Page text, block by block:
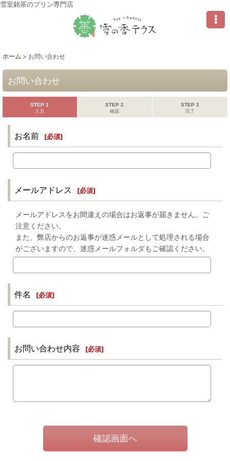
雪室銘茶のプリン専門店
ホーム > お問い合わせ
お問い合わせ
STEP 1
入力
STEP 2
確認
STEP 3
完了
お名前 [必須]
メールアドレス [必須]
メールアドレスをお間違えの場合はお返事が届きません。ご
注意ください。
また、弊店からのお返事が迷惑メールとして処理される場合
がございますので、迷惑メールフォルダもご確認ください。
件名 [必須]
お問い合わせ内容 [必須]
確認画面へ